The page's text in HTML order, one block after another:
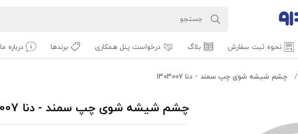
نحوه ثبت سفارش بلاگ درخواست پنل همکاری برندها درباره ما
چشم شیشه شوی چپ سمند - دنا 1303007
چشم شیشه شوی چپ سمند - دنا 1303007